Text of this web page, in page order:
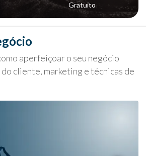
Gratuito
aperfeiçoar o seu negócio
cliente, marketing e técnicas de